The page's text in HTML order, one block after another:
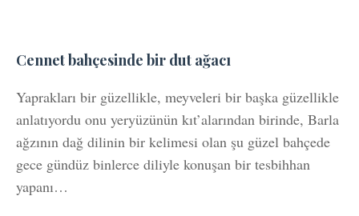
Cennet bahçesinde bir dut ağacı
Yaprakları bir güzellikle, meyveleri bir başka güzellikle
anlatıyordu onu yeryüzünün kıt’alarından birinde, Barla
ağzının dağ dilinin bir kelimesi olan şu güzel bahçede
gece gündüz binlerce diliyle konuşan bir tesbihhan
yapanı…